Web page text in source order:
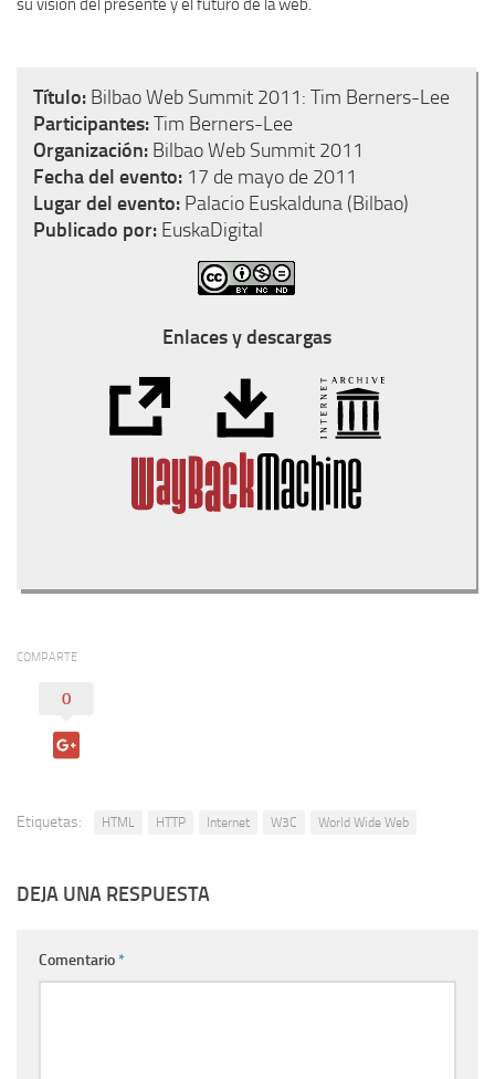
su visión del presente y el futuro de la web.
Título: Bilbao Web Summit 2011: Tim Berners-Lee
Participantes:Tim Berners-Lee
Organización: Bilbao Web Summit 2011
Fecha del evento: 17 de mayo de 2011
Lugar del evento: Palacio Euskalduna (Bilbao)
Publicado por: EuskaDigital
Enlaces y descargas
COMPARTE
0
Etiquetas: HTML HTTP Internet W3C World Wide Web
DEJA UNA RESPUESTA
Comentario*